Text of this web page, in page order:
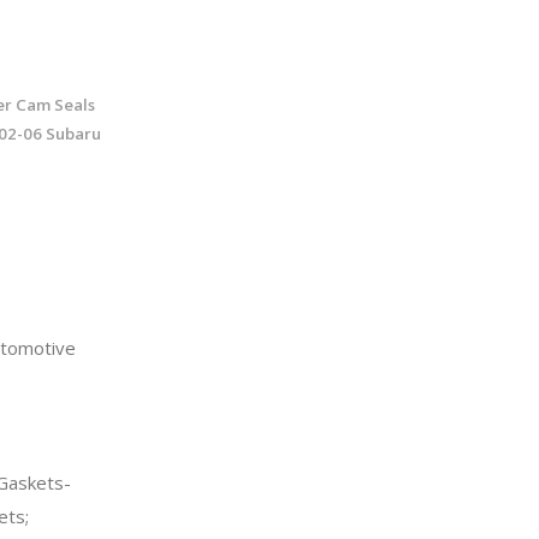
Cam Seals
06 Subaru